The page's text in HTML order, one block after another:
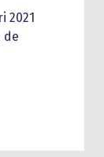
2021
de